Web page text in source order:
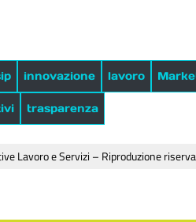
innovazione lavoro
trasparenza
Lavoro e Servizi – Riproduzione